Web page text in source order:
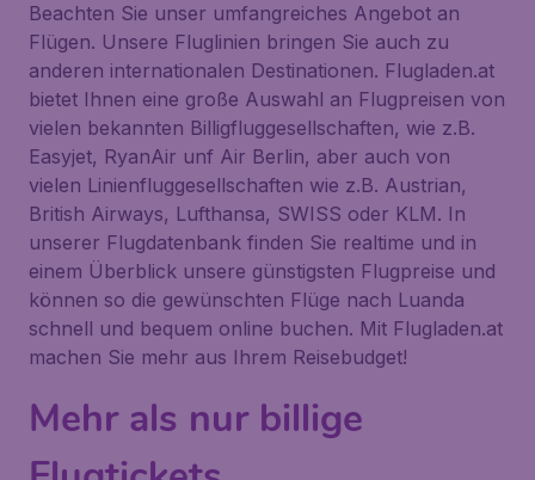
Beachten Sie unser umfangreiches Angebot an
Flügen. Unsere Fluglinien bringen Sie auch zu
anderen internationalen Destinationen. Flugladen.at
bietet Ihnen eine große Auswahl an Flugpreisen von
vielen bekannten Billigfluggesellschaften, wie z.B.
Easyjet, RyanAir unf Air Berlin, aber auch von
vielen Linienfluggesellschaften wie z.B. Austrian,
British Airways, Lufthansa, SWISS oder KLM. In
unserer Flugdatenbank finden Sie realtime und in
einem Überblick unsere günstigsten Flugpreise und
können so die gewünschten Flüge nach Luanda
schnell und bequem online buchen. Mit Flugladen.at
machen Sie mehr aus Ihrem Reisebudget!
Mehr als nur billige